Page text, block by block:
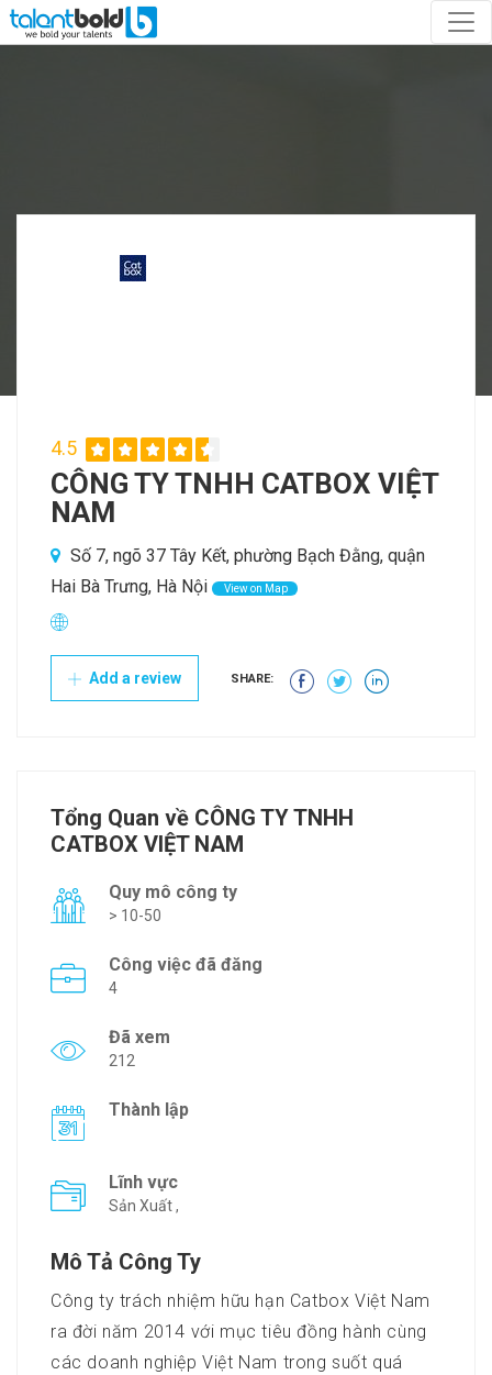
4.5
CÔNG TY TNHH CATBOX VIỆT
NAM
Số 7, ngõ 37 Tây Kết, phường Bạch Đằng, quận
Hai Bà Trưng, Hà Nội
View on Map
Add a review SHARE:
Tổng Quan về CÔNG TY TNHH
CATBOX VIỆT NAM
Quy mô công ty
> 10-50
Công việc đã đăng
4
Đã xem
212
Thành lập
Lĩnh vực
Sản Xuất ,
Mô Tả Công Ty
Công ty trách nhiệm hữu hạn Catbox Việt Nam
ra đời năm 2014 với mục tiêu đồng hành cùng
các doanh nghiệp Việt Nam trong suốt quá